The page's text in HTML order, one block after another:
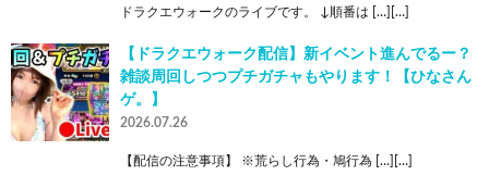
ドラクエウォークのライブです。 ↓順番は […][…]
【ドラクエウォーク配信】新イベント進んでるー？
雑談周回しつつプチガチャもやります！【ひなさん
ゲ。】
2026.07.26
【配信の注意事項】 ※荒らし行為・鳩行為 […][…]